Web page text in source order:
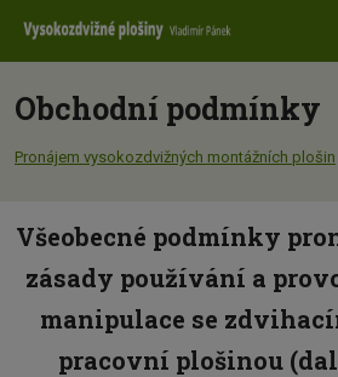
Obchodní podmínky
Pronájem vysokozdvižných montážních plošin
Všeobecné podmínky
zásady používání a
manipulace se
pracovní plošinou